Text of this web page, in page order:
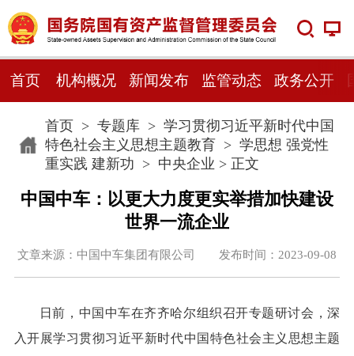
首页 机构概况 新闻发布 监管动态 政务公开
首页> 专题库> 学习贯彻习近平新时代中国
特色社会主义思想主题教育> 学思想 强党性
重实践 建新功 > 中央企业 > 正文
中国中车：以更大力度更实举措加快建设
世界一流企业
文章来源：中国中车集团有限公司 发布时间：2023-09-08
日前，中国中车在齐齐哈尔组织召开专题研讨会，深
入开展学习贯彻习近平新时代中国特色社会主义思想主题